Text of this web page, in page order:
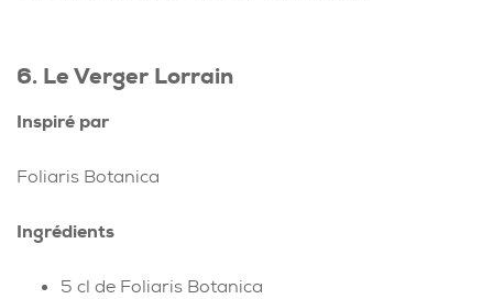
6. Le Verger Lorrain
Inspiré par
Foliaris Botanica
Ingrédients
5 cl de Foliaris Botanica